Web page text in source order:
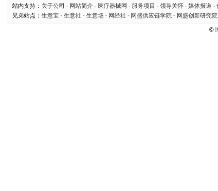
站内支持： 关于公司 - 网站简介 - 医疗器械网 - 服务项目 - 领导关怀 - 媒体报道 -
兄弟站点： 生意宝 - 生意社 - 生意场 - 网经社 - 网盛供应链学院 - 网盛创新研究院
©